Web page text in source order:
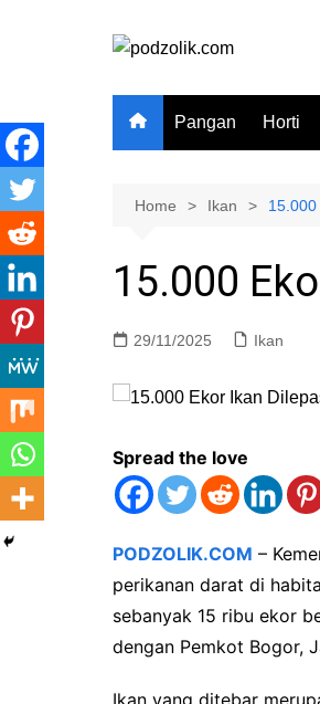
Pangan Horti
Home Ikan
15.000
29/11/2025 Ikan
Spread the love
PODZOLIK.COM –
perikanan darat di
sebanyak 15 ribu ekor
dengan Pemkot Bogor,
Ikan yang ditebar